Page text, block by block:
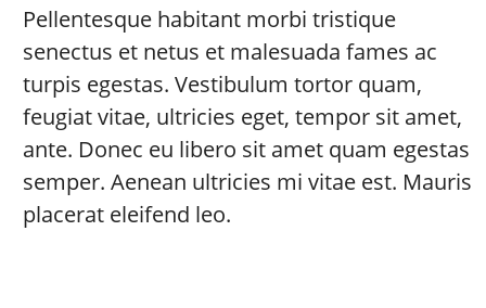
Pellentesque habitant morbi tristique
senectus et netus et malesuada fames ac
turpis egestas. Vestibulum tortor quam,
feugiat vitae, ultricies eget, tempor sit amet,
ante. Donec eu libero sit amet quam egestas
semper. Aenean ultricies mi vitae est. Mauris
placerat eleifend leo.